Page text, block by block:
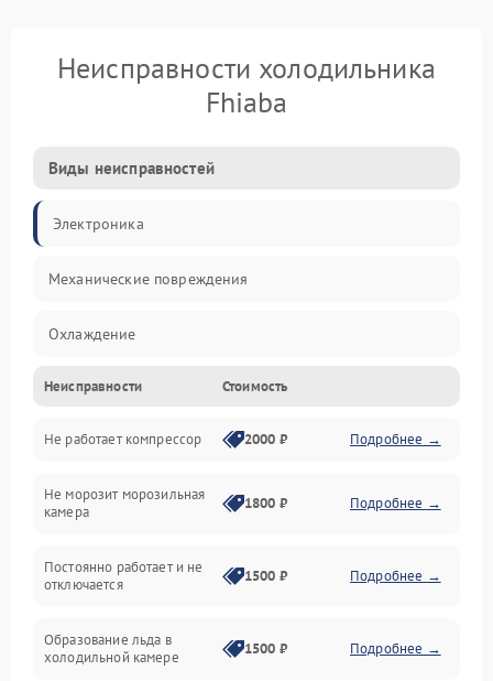
Неисправности холодильника
Fhiaba
Виды неисправностей
Электроника
Механические повреждения
Охлаждение
Механика
Электропитание
Дренаж
Неисправности Стоимость
Не работает компрессор 2000 ₽ Подробнее →
Не морозит морозильная
камера
1800 ₽ Подробнее →
Постоянно работает и не
отключается
1500 ₽ Подробнее →
Образование льда в
холодильной камере
1500 ₽ Подробнее →